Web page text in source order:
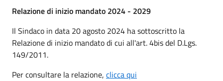
Relazione di inizio mandato 2024 - 2029
Il Sindaco in data 20 agosto 2024 ha sottoscritto la
Relazione di inizio mandato di cui all'art. 4bis del D.Lgs.
149/2011.
Per consultare la relazione, clicca qui